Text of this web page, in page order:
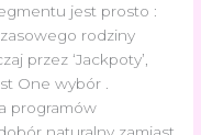
jest prosto :
rodziny
przez ‘Jackpoty’,
One wybór .
programów